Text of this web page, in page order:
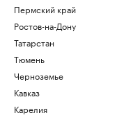
Пермский край
Ростов-на-Дону
Татарстан
Тюмень
Черноземье
Кавказ
Карелия